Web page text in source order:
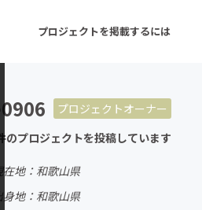
プロジェクトを掲載するには
ーン 注目の新着プロジェクト
音楽
プロジェクトオーナー
のプロジェクトを投稿しています
在地：和歌山県
身地：和歌山県